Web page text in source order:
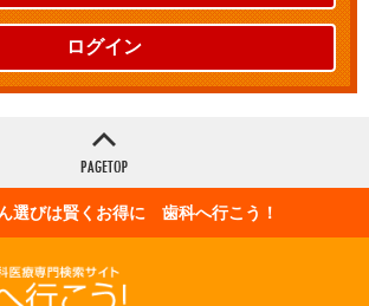
ログイン
選びは賢くお得に 歯科へ行こう！